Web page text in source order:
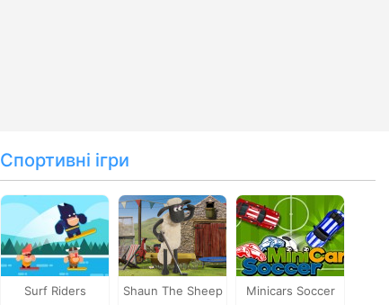
Спортивні ігри
Surf Riders
Shaun The Sheep
Minicars Soccer